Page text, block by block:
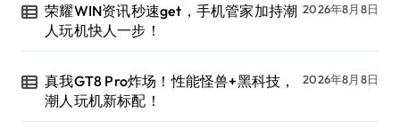
荣耀WIN资讯秒速get，手机管家加持潮
人玩机快人一步！
2026年8月8日
真我GT8 Pro炸场！性能怪兽+黑科技，
潮人玩机新标配！
2026年8月8日